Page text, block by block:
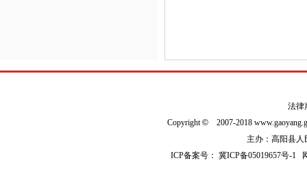
法律
Copyright© 2007-2018
主办：高阳县人
ICP备案号：冀ICP备05019657号-1